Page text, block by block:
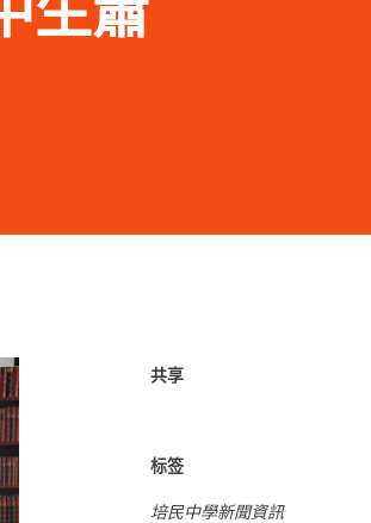
共享
标签
培民中學新聞資訊